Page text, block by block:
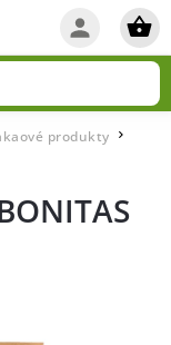
produkty